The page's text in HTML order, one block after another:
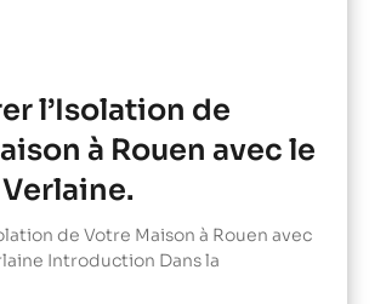
l’Isolation de
à Rouen avec le
de Votre Maison à Rouen avec
Introduction Dans la